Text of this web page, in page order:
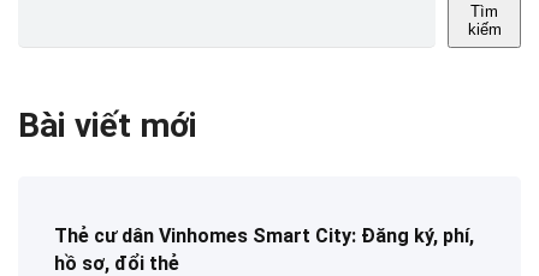
Tìm
kiếm
Bài viết mới
Thẻ cư dân Vinhomes Smart City: Đăng ký, phí,
hồ sơ, đổi thẻ